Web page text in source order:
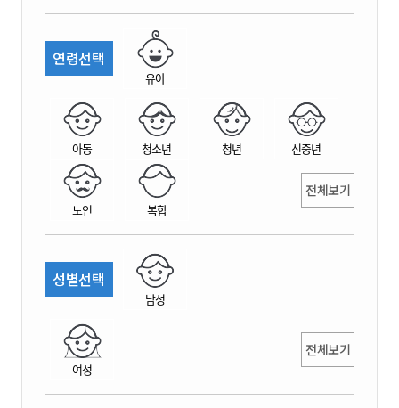
연령선택
유아
아동 청소년 청년 신중년
노인 복합
전체보기
성별선택
남성
여성
전체보기